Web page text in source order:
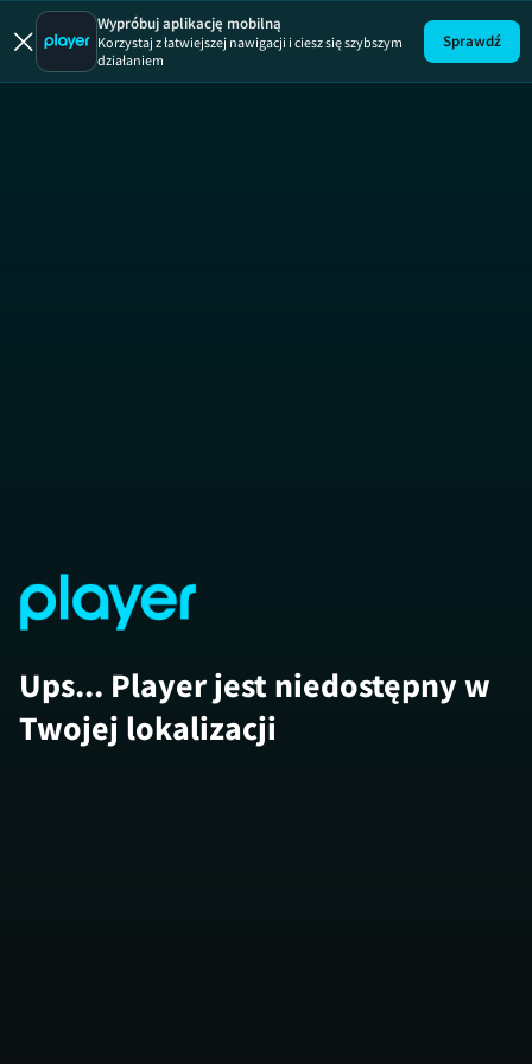
Player Extra
Wypróbuj aplikację mobilną
Korzystaj z łatwiejszej nawigacji i ciesz się szybszym
działaniem
Sprawdź
Ups... Player jest niedostępny w
Twojej lokalizacji